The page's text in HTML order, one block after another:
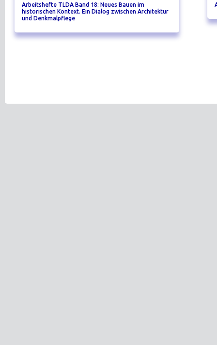
Arbeitshefte TLDA Band 18: Neues Bauen im
historischen Kontext. Ein Dialog zwischen Architektur
und Denkmalpflege